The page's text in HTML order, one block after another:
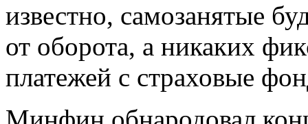
известно, самозанятые
от оборота, а никаких
платежей с страховые